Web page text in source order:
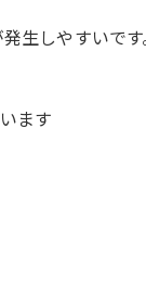
生しやすいで
ます